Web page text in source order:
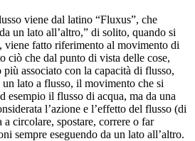
viene dal latino “Fluxus”, che
un lato all’altro,” di solito, quando si
fatto riferimento al movimento di
ciò che dal punto di vista delle cose,
associato con la capacità di flusso,
lato a flusso, il movimento che si
esempio il flusso di acqua, ma da una
l’azione e l’effetto del flusso (di
circolare, spostare, correre o far
sempre eseguendo da un lato all’altro.